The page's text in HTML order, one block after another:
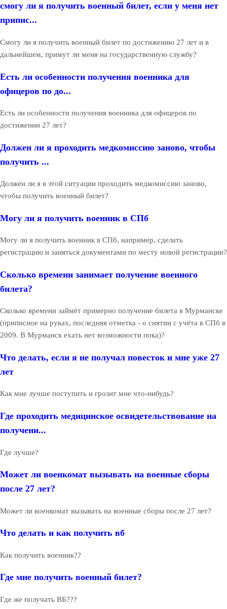
смогу ли я получить военный билет, если у меня нет
припис...
Смогу ли я получить военный билет по достижению 27 лет и в
дальнейшем, примут ли меня на государственную службу?
Есть ли особенности получения военника для
офицеров по до...
Есть ли особенности получения военника для офицеров по
достижении 27 лет?
Должен ли я проходить медкомиссию заново, чтобы
получить ...
Должен ли я в этой ситуации проходить медкомиссию заново,
чтобы получить военный билет?
Могу ли я получить военник в СПб
Могу ли я получить военник в СПб, например, сделать
регистрацию и заняться документами по месту новой регистрации?
Сколько времени занимает получение военного
билета?
Сколько времени займёт примерно получение билета в Мурманске
(приписное на руках, последняя отметка - о снятии с учёта в СПб в
2009. В Мурманск ехать нет возможности пока)?
Что делать, если я не получал повесток и мне уже 27
лет
Как мне лучше поступить и грозит мне что-нибудь?
Где проходить медицинское освидетельствование на
получени...
Где лучше?
Может ли военкомат вызывать на военные сборы
после 27 лет?
Может ли военкомат вызывать на военные сборы после 27 лет?
Что делать и как получить вб
Как получить военник??
Где мне получить военный билет?
Где же получать ВБ???